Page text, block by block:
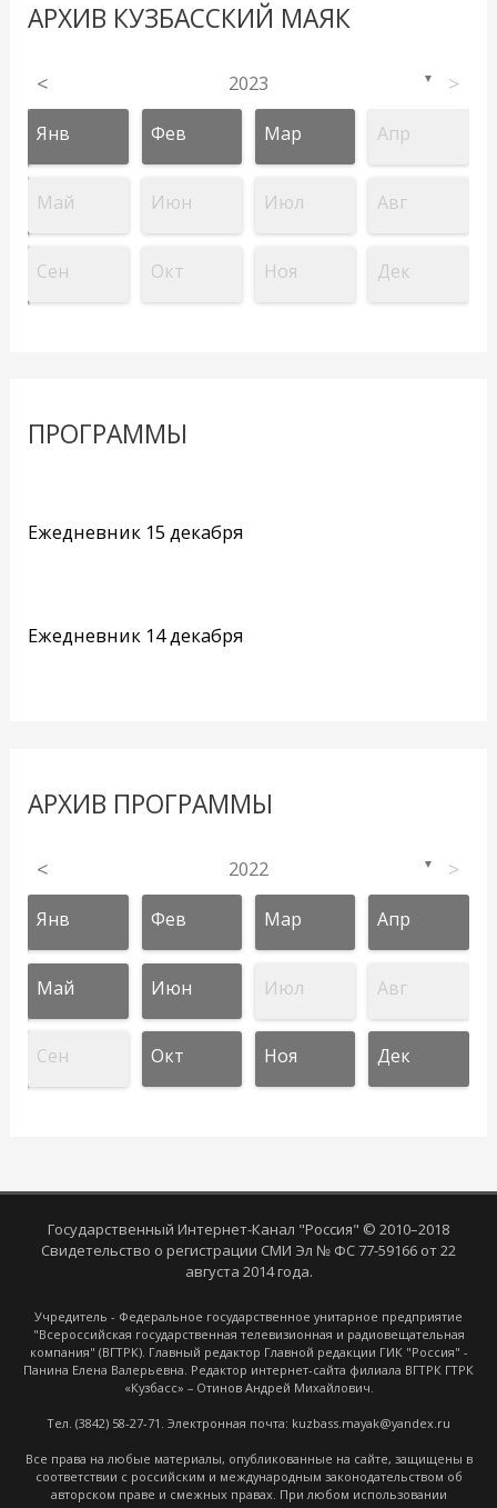
АРХИВ КУЗБАССКИЙ МАЯК
< 2023 ▼ >
Янв Фев Мар Апр
Май Июн Июл Авг
Сен Окт Ноя Дек
ПРОГРАММЫ
Ежедневник 15 декабря
Ежедневник 14 декабря
АРХИВ ПРОГРАММЫ
< 2022 ▼ >
Янв Фев Мар Апр
Май Июн Июл Авг
Сен Окт Ноя Дек
Государственный Интернет-Канал "Россия" © 2010–2018
Свидетельство о регистрации СМИ Эл № ФС 77-59166 от 22
августа 2014 года.
Учредитель - Федеральное государственное унитарное предприятие
"Всероссийская государственная телевизионная и радиовещательная
компания" (ВГТРК). Главный редактор Главной редакции ГИК "Россия" -
Панина Елена Валерьевна. Редактор интернет-сайта филиала ВГТРК ГТРК
«Кузбасс» – Отинов Андрей Михайлович.
Тел. (3842) 58-27-71. Электронная почта: kuzbass.mayak@yandex.ru
Все права на любые материалы, опубликованные на сайте, защищены в
соответствии с российским и международным законодательством об
авторском праве и смежных правах. При любом использовании